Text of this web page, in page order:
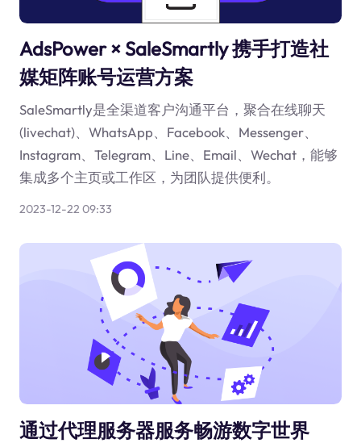
AdsPower × SaleSmartly 携手打造社
媒矩阵账号运营方案
SaleSmartly是全渠道客户沟通平台，聚合在线聊天
(livechat)、WhatsApp、Facebook、Messenger、
Instagram、Telegram、Line、Email、Wechat，能够
集成多个主页或工作区，为团队提供便利。
2023-12-22 09:33
通过代理服务器服务畅游数字世界